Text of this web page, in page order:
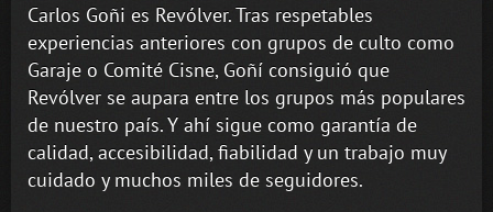
Carlos Goñi es Revólver. Tras respetables
experiencias anteriores con grupos de culto como
Garaje o Comité Cisne, Goñí consiguió que
Revólver se aupara entre los grupos más populares
de nuestro país. Y ahí sigue como garantía de
calidad, accesibilidad, fiabilidad y un trabajo muy
cuidado y muchos miles de seguidores.